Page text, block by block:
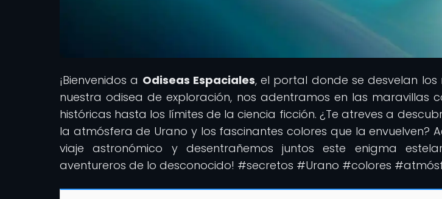
¡Bienvenidos a Odiseas Espaciales, el portal donde se desvelan los
nuestra odisea de exploración, nos adentramos en las maravillas
históricas hasta los límites de la ciencia ficción. ¿Te atreves a
la atmósfera de Urano y los fascinantes colores que la envuelven?
viaje astronómico y desentrañemos juntos este enigma
aventureros de lo desconocido! #secretos #Urano #colores